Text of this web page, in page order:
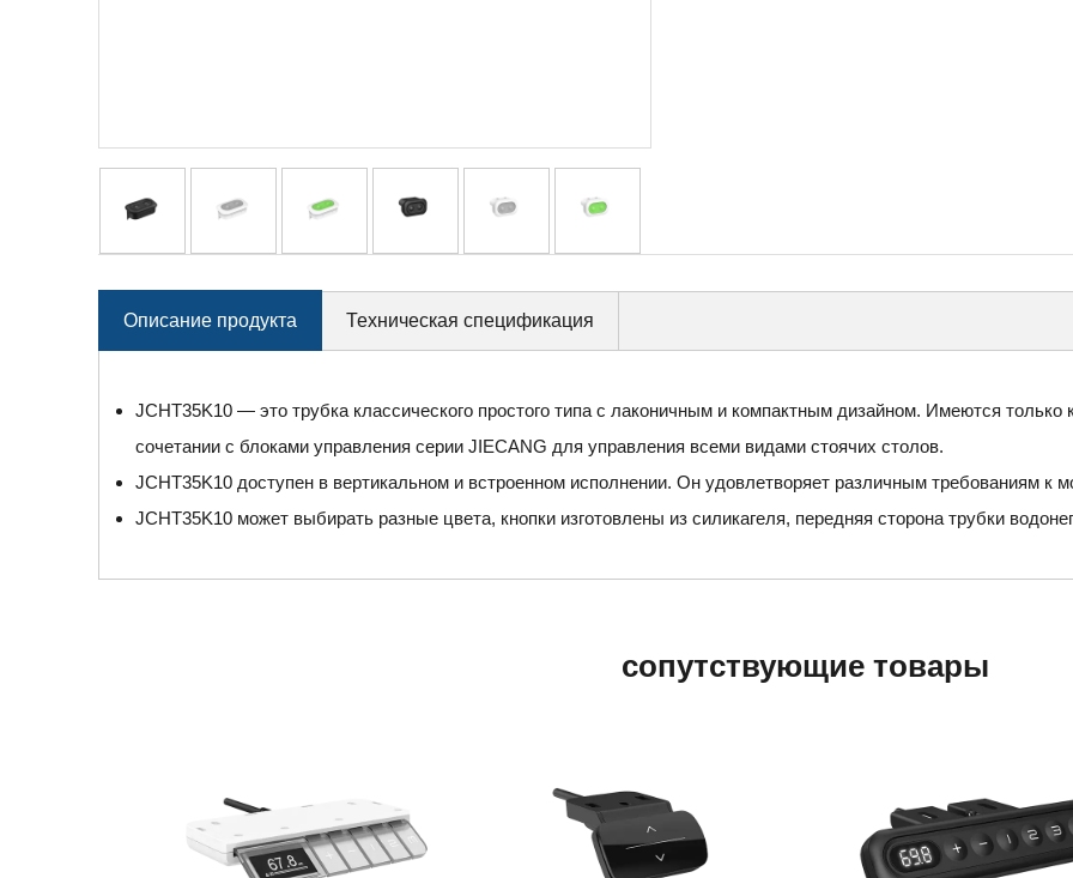
Описание продукта Техническая спецификация
JCHT35K10 — это трубка классического простого типа с лаконичным и компактным дизайном. Имеются только
сочетании с блоками управления серии JIECANG для управления всеми видами стоячих столов.
JCHT35K10 доступен в вертикальном и встроенном исполнении. Он удовлетворяет различным требованиям к
JCHT35K10 может выбирать разные цвета, кнопки изготовлены из силикагеля, передняя сторона трубки
сопутствующие товары